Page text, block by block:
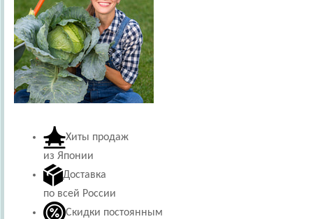
Хиты продаж
из Японии
Доставка
по всей России
Скидки постоянным